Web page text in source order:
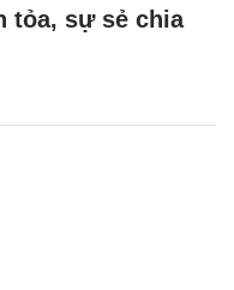
tỏa, sự sẻ chia